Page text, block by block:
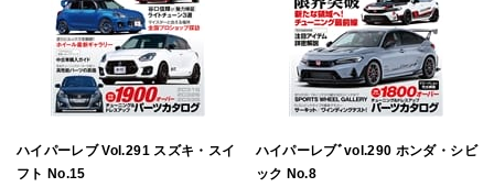
ハイパーレブ Vol.291 スズキ・スイ
フト No.15
ハイパーレブﾞvol.290 ホンダ・シビ
ック No.8